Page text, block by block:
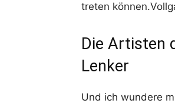
treten
Die Artisten
Lenker
Und ich wundere